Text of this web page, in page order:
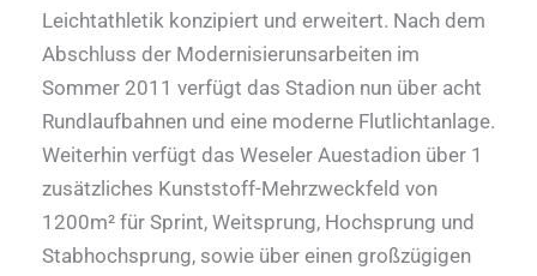
Leichtathletik konzipiert und erweitert. Nach dem
Abschluss der Modernisierunsarbeiten im
Sommer 2011 verfügt das Stadion nun über acht
Rundlaufbahnen und eine moderne Flutlichtanlage.
Weiterhin verfügt das Weseler Auestadion über 1
zusätzliches Kunststoff-Mehrzweckfeld von
1200m² für Sprint, Weitsprung, Hochsprung und
Stabhochsprung, sowie über einen großzügigen